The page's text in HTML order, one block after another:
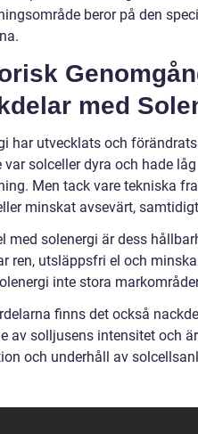
beror på den
med
har utvecklats och
var solceller dyra och hade
Men tack vare tekniska
minskat avsevärt,
med solenergi är dess
ren, utsläppsfri el och
inte stora
finns det också
av solljusens intensitet och
och underhåll av